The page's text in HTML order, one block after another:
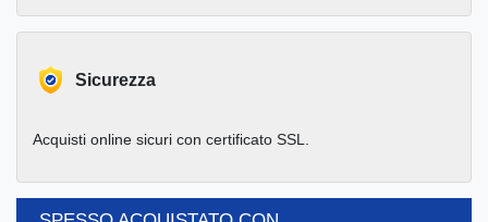
Sicurezza
Acquisti online sicuri con certificato SSL.